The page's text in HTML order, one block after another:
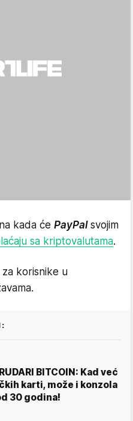
kada će PayPalsvojim
sa kriptovalutama.
za korisnike u
BITCOIN: Kad već
karti, može i konzola
30 godina!